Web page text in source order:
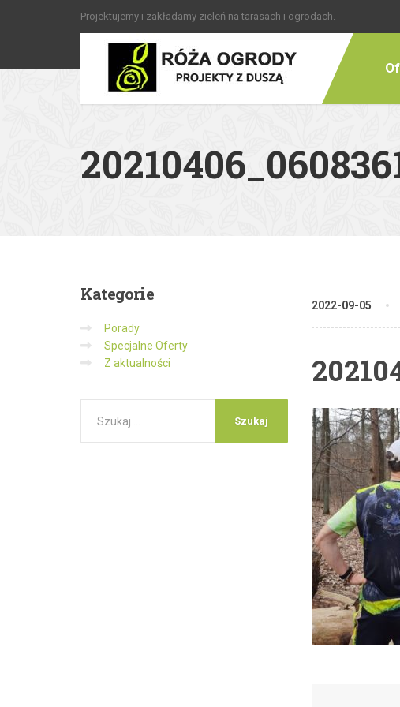
Projektujemy i zakładamy zieleń na tarasach i ogrodach.
2022-09-05
Kategorie
Porady
Specjalne Oferty
Z aktualności